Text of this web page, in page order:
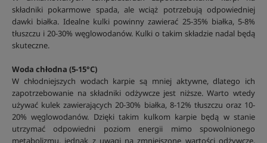
składniki pokarmowe spada, ale wciąż potrzebują odpowiedniej
dawki białka. Idealne kulki powinny zawierać 25-35% białka, 5-8%
tłuszczu i 20-30% węglowodanów. Kulki o takim składzie nadal będą
skuteczne.
Woda chłodna (5-15°C)
W chłodniejszych wodach karpie są mniej aktywne, dlatego ich
zapotrzebowanie na składniki odżywcze jest niższe. Warto wtedy
używać kulek zawierających 20-30% białka, 8-12% tłuszczu oraz 10-
20% węglowodanów. Dzięki takim kulkom karpie będą w stanie
utrzymać odpowiedni poziom energii mimo spowolnionego
metabolizmu, jednak z uwagi na zmniejszone wartości odżywcze,